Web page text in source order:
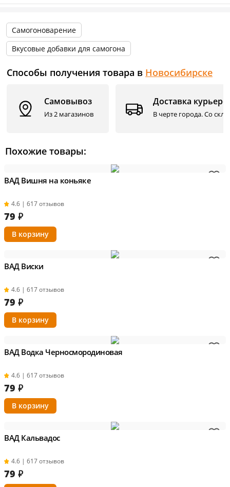
Самогоноварение
Вкусовые добавки для самогона
Способы получения товара в Новосибирске
Самовывоз
Из 2 магазинов
Доставка
В черте города. Со
Похожие товары:
ВАД Вишня на коньяке
4.6 | 617 отзывов
79 ₽
ВАД Виски
4.6 | 617 отзывов
79 ₽
ВАД Водка Черносмородиновая
4.6 | 617 отзывов
79 ₽
ВАД Кальвадос
4.6 | 617 отзывов
79 ₽